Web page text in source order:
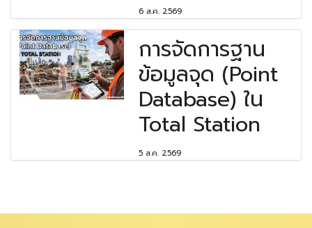
6 ส.ค. 2569
การจัดการฐาน
ข้อมูลจุด (Point
Database) ใน
Total Station
5 ส.ค. 2569